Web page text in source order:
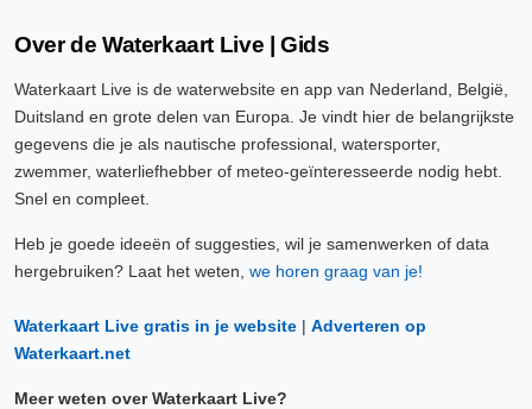
Over de Waterkaart Live | Gids
Waterkaart Live is de waterwebsite en app van Nederland, België,
Duitsland en grote delen van Europa. Je vindt hier de belangrijkste
gegevens die je als nautische professional, watersporter,
zwemmer, waterliefhebber of meteo-geïnteresseerde nodig hebt.
Snel en compleet.
Heb je goede ideeën of suggesties, wil je samenwerken of data
hergebruiken? Laat het weten, we horen graag van je!
Waterkaart Live gratis in je website | Adverteren op
Waterkaart.net
Meer weten over Waterkaart Live?